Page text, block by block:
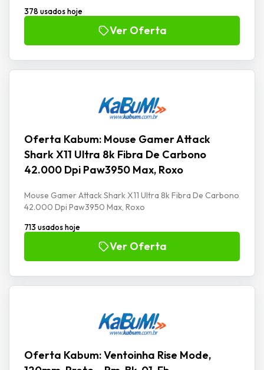
378 usados hoje
Ver Oferta
Oferta Kabum: Mouse Gamer Attack
Shark X11 Ultra 8k Fibra De Carbono
42.000 Dpi Paw3950 Max, Roxo
Mouse Gamer Attack Shark X11 Ultra 8k Fibra De Carbono
42.000 Dpi Paw3950 Max, Roxo
713 usados hoje
Ver Oferta
Oferta Kabum: Ventoinha Rise Mode,